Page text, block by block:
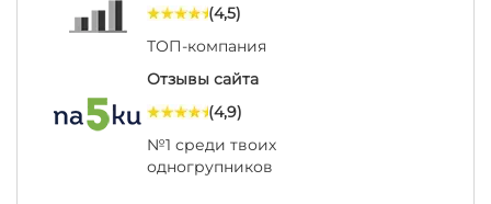
(4,5)
ТОП-компания
Отзывы сайта
(4,9)
№1 среди твоих
одногрупников